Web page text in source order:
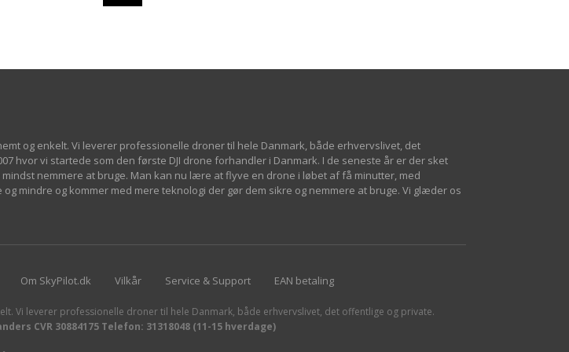
og enkelt. Vi leverer professionelle droner til hele Danmark, både erhvervslivet, det
hvor vi startede som den første DJI drone forhandler i Danmark. I de seneste år er der sket
nemmere at bruge. Man kan nu lære at flyve en drone i løbet af få minutter, med
mindre og kommer med mere teknologi der gør dem sikre og nemmere at bruge. Vi glæder os
Om SkyPilot.dk Vilkår Service & Support EAN betaling
Vi leverer professionelle droner til hele Danmark, både erhvervslivet, det offentlige og private.
CVR 30884175 Telefon: 31318048 (11-15 hverdage)